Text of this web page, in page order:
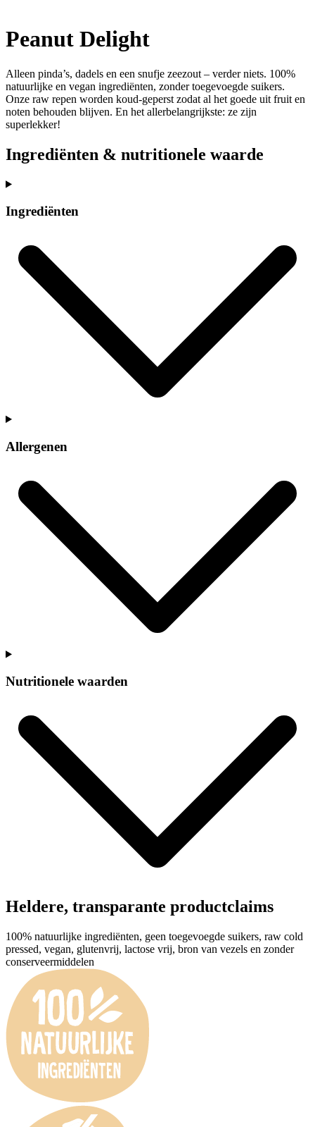
Peanut Delight
Alleen pinda’s, dadels en een snufje zeezout – verder niets. 100%
natuurlijke en vegan ingrediënten, zonder toegevoegde suikers.
Onze raw repen worden koud-geperst zodat al het goede uit fruit en
noten behouden blijven. En het allerbelangrijkste: ze zijn
superlekker!
Ingrediënten & nutritionele waarde
Ingrediënten
Allergenen
Nutritionele waarden
Heldere, transparante productclaims
100% natuurlijke ingrediënten, geen toegevoegde suikers, raw cold
pressed, vegan, glutenvrij, lactose vrij, bron van vezels en zonder
conserveermiddelen